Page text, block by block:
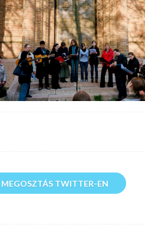
MEGOSZTÁS TWITTER-EN